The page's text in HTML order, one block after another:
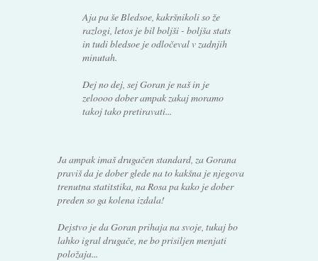
Aja pa še Bledsoe, kakršnikoli so že
razlogi, letos je bil boljši - boljša stats
in tudi bledsoe je odločeval v zadnjih
minutah.
Dej no dej, sej Goran je naš in je
zeloooo dober ampak zakaj moramo
takoj tako pretiravati...
Ja ampak imaš drugačen standard, za Gorana
praviš da je dober glede na to kakšna je njegova
trenutna statitstika, na Rosa pa kako je dober
preden so ga kolena izdala!
Dejstvo je da Goran prihaja na svoje, tukaj bo
lahko igral drugače, ne bo prisiljen menjati
položaja...